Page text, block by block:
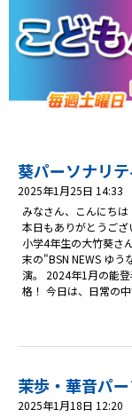
イベ
ニュ
プレ
コン
キッ
お問い合わせ
葵パーソナリテ
2025年1月25日 14:33
みなさん、こんにちは
本日もありがとうご
小学4年生の大竹葵さ
末の"BSN NEWS ゆう
演。 2024年1月の能
格！ 今日は、日常の
茉歩・華音パ
2025年1月18日 12:20